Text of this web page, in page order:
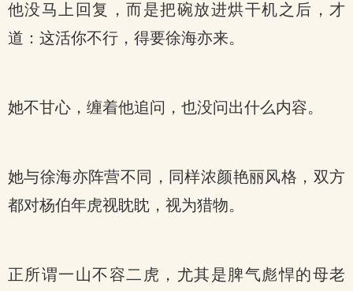
他没马上回复，而是把碗放进烘干机之后，才
道：这活你不行，得要徐海亦来。
她不甘心，缠着他追问，也没问出什么内容。
她与徐海亦阵营不同，同样浓颜艳丽风格，双方
都对杨伯年虎视眈眈，视为猎物。
正所谓一山不容二虎，尤其是脾气彪悍的母老